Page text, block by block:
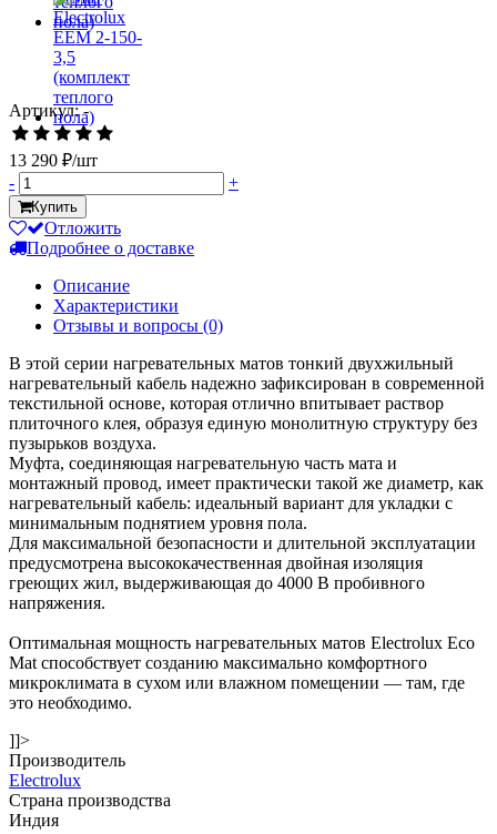
Артикул: -
13 290 ₽/шт
-
+
Купить
Отложить
Подробнее о доставке
Описание
Характеристики
Отзывы и вопросы (0)
В этой серии нагревательных матов тонкий двухжильный
нагревательный кабель надежно зафиксирован в современной
текстильной основе, которая отлично впитывает раствор
плиточного клея, образуя единую монолитную структуру без
пузырьков воздуха.
Муфта, соединяющая нагревательную часть мата и
монтажный провод, имеет практически такой же диаметр, как
нагревательный кабель: идеальный вариант для укладки с
минимальным поднятием уровня пола.
Для максимальной безопасности и длительной эксплуатации
предусмотрена высококачественная двойная изоляция
греющих жил, выдерживающая до 4000 В пробивного
напряжения.
Оптимальная мощность нагревательных матов Electrolux Eco
Mat способствует созданию максимально комфортного
микроклимата в сухом или влажном помещении — там, где
это необходимо.
]]>
Производитель
Electrolux
Страна производства
Индия